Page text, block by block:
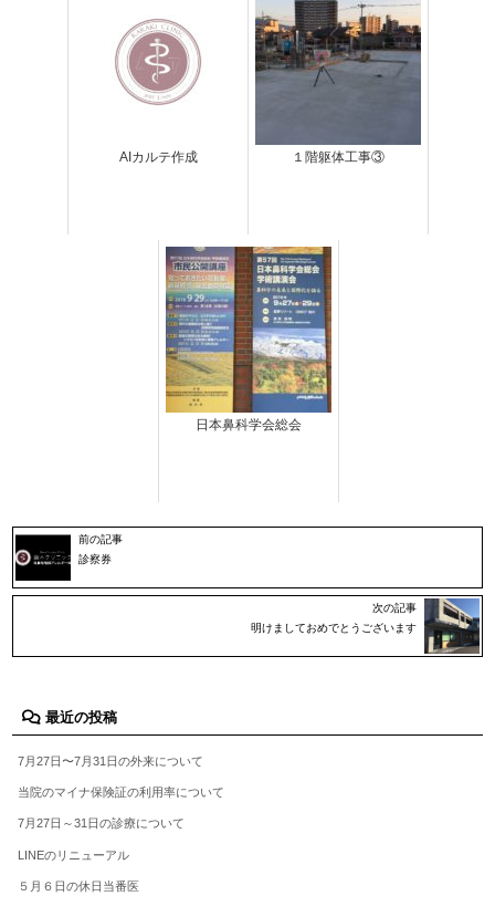
AIカルテ作成 １階躯体工事③
日本鼻科学会総会
前の記事
診察券
次の記事
明けましておめでとうございます
最近の投稿
7月27日〜7月31日の外来について
当院のマイナ保険証の利用率について
7月27日～31日の診療について
LINEのリニューアル
５月６日の休日当番医